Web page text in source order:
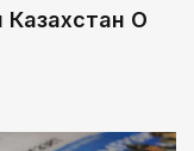
Казахстан О